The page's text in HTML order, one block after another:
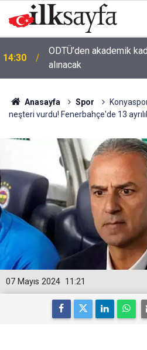
14:30
ODTÜ’den akademik
alınacak
Anasayfa Spor
neşteri vurdu! Fenerbahçe'de 13
11:21
07 Mayıs 2024